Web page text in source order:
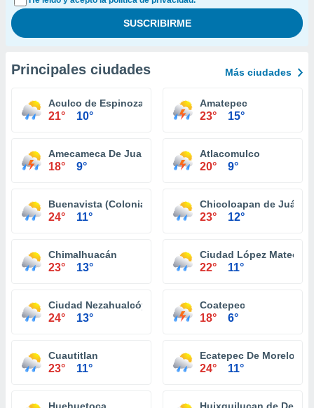
Principales ciudades Más ciudades
Aculco de Espinoza
21° 10°
Amatepec
23° 15°
Amecameca De Juarez
18° 9°
Atlacomulco
20° 9°
Buenavista (Colonia Buenavista)
24° 11°
Chicoloapan de Juárez
23° 12°
Chimalhuacán
23° 13°
Ciudad López Mateos
22° 11°
Ciudad Nezahualcóyotl
24° 13°
Coatepec
18° 6°
Cuautitlan
23° 11°
Ecatepec De Morelos
24° 11°